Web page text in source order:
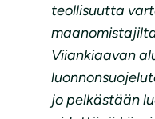
teollisuutta
Viiankiaavan
jo pelkästään